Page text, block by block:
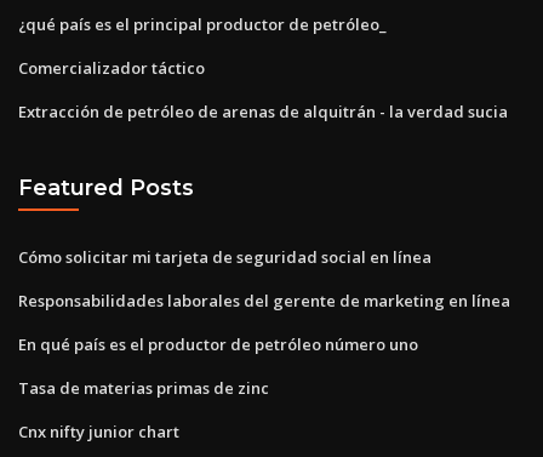
¿qué país es el principal productor de petróleo_
Comercializador táctico
Extracción de petróleo de arenas de alquitrán - la verdad sucia
Featured Posts
Cómo solicitar mi tarjeta de seguridad social en línea
Responsabilidades laborales del gerente de marketing en línea
En qué país es el productor de petróleo número uno
Tasa de materias primas de zinc
Cnx nifty junior chart